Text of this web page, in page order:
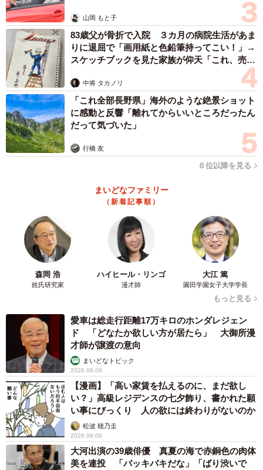
分のルーツである日本文化が評価されているかを感じても
らえるよう意識していました」
そんなリオさんは、着付けの練習では帯結びの複雑さに苦
労していた一方で、歩き方や姿勢は早く身についたそうで
す。
山岡 もと子
83歳父が骨折で入院 ３カ月の病院生活があま
りに退屈で「画用紙と色鉛筆持ってこい！」→
スケッチブックを見た家族が仰天「これ、売れ
中将 タカノリ
「これ全部長野県」海外のような絶景ショット
に感動と反響「離れてからいいところだったん
だって気づいた」
行橋 友
６位以降を見る
まいどなファミリー
（新着記事順）
森岡 浩
姓氏研究家
ハイヒール・リンゴ
漫才師
大江 篤
園田学園女子大学学長
もっと見る
愛車は総走行距離17万キロのホンダレジェン
ド 「どなたか欲しい方が居たら」 大御所漫
才師が譲渡の意向
まいどなトピック
2026.08.06
【漫画】「高い家賃を払えるのに、まだ欲し
い？」高級レジデンスの七夕飾り、書かれた願
い事にびっくり 人の欲には終わりがないのか
松波 穂乃圭
2026.08.06
大河出演の39歳俳優 真夏の海で赤銅色の肉体
美を連投 「バッキバキだな」「ばり渋いで